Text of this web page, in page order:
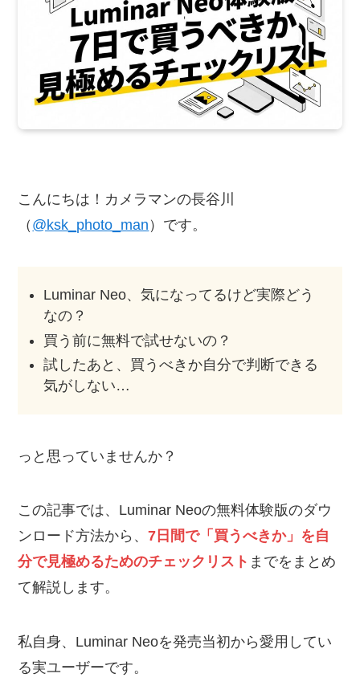
こんにちは！カメラマンの長谷川
（ @ksk_photo_man ）です。
Luminar Neo、気になってるけど実際どう
なの？
買う前に無料で試せないの？
試したあと、買うべきか自分で判断できる
気がしない…
っと思っていませんか？
この記事では、Luminar Neoの無料体験版のダウ
ンロード方法から、7日間で「買うべきか」を自
分で見極めるためのチェックリスト までをまとめ
て解説します。
私自身、Luminar Neoを発売当初から愛用してい
る実ユーザーです。